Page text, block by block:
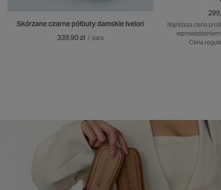
Skórzane czarne półbuty damskie Ivelori
339,90 zł / para
Najniższa cena
Cena